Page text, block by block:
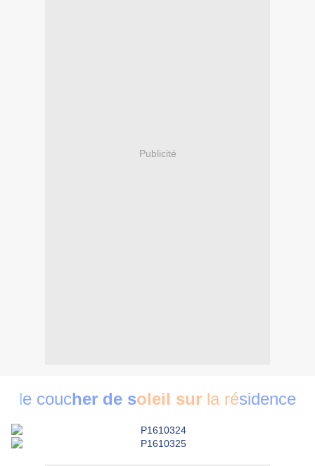
Publicité
le coucher de soleil sur la résidence